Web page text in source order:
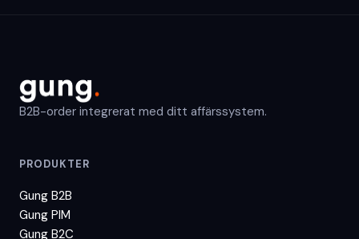
B2B-order integrerat med ditt affärssystem.
PRODUKTER
Gung B2B
Gung PIM
Gung B2C